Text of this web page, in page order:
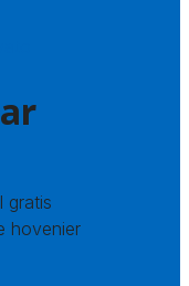
gratis
hovenier